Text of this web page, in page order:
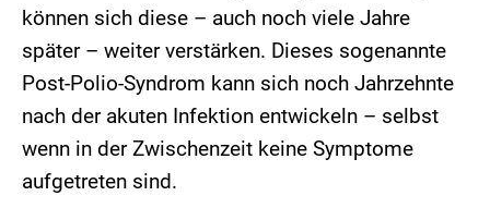
können sich diese – auch noch viele Jahre
später – weiter verstärken. Dieses sogenannte
Post-Polio-Syndrom kann sich noch Jahrzehnte
nach der akuten Infektion entwickeln – selbst
wenn in der Zwischenzeit keine Symptome
aufgetreten sind.